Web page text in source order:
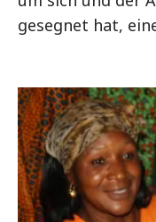
gesegnet hat,